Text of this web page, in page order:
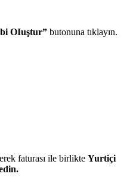
OIuştur” butonuna tıklayın.
faturası ile birlikte Yurtiçi